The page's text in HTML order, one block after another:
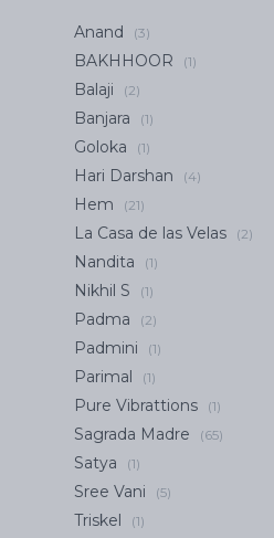
Anand (3)
BAKHHOOR (1)
Balaji (2)
Banjara (1)
Goloka (1)
Hari Darshan (4)
Hem (21)
La Casa de las Velas (2)
Nandita (1)
Nikhil S (1)
Padma (2)
Padmini (1)
Parimal (1)
Pure Vibrattions (1)
Sagrada Madre (65)
Satya (1)
Sree Vani (5)
Triskel (1)